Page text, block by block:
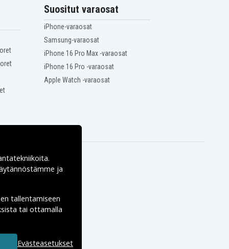
Suositut varaosat
iPhone-varaosat
Samsung-varaosat
iPhone 16 Pro Max -varaosat
iPhone 16 Pro -varaosat
Apple Watch -varaosat
ja
tallentamiseen
tai ottamalla
Evästeasetukset